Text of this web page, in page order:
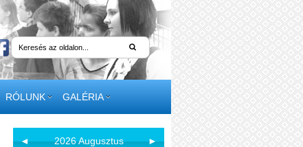
RÓLUNK GALÉRIA
◄ 2026 Augusztus ►